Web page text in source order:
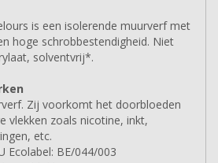
is een isolerende muurverf met
hoge schrobbestendigheid. Niet
solventvrij*.
Zij voorkomt het doorbloeden
vlekken zoals nicotine, inkt,
etc.
Ecolabel: BE/044/003